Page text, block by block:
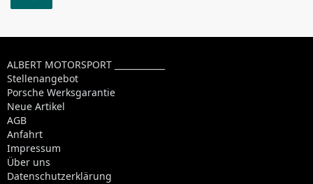
ALBERT MOTORSPORT ____________
Stellenangebot
Porsche Werksgarantie
Neue Artikel
AGB
Anfahrt
Impressum
Über uns
Datenschutzerklärung